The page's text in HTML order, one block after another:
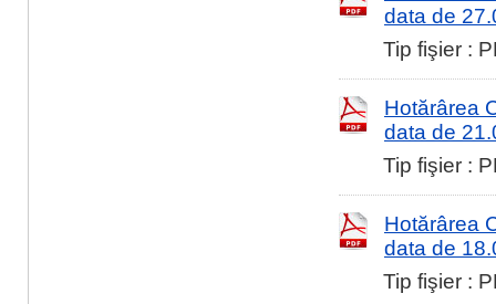
data de
Tip fişier :
Hotărârea
data de
Tip fişier :
Hotărârea
data de
Tip fişier :